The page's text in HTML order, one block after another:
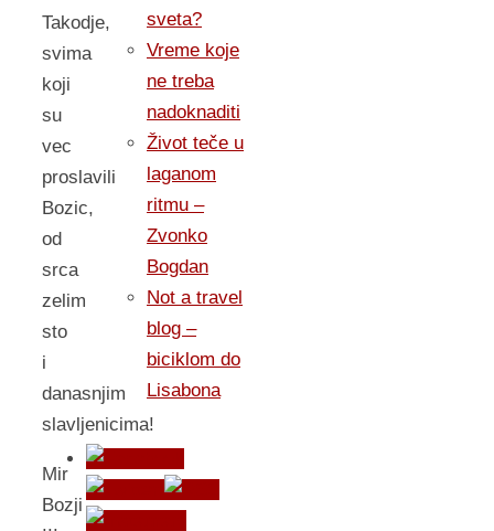
Takodje,
svima
koji
su
vec
proslavili
Bozic,
od
srca
zelim
sto
i
danasnjim
slavljenicima!
Mir
Bozji
sveta?
Vreme koje
ne treba
nadoknaditi
Život teče u
laganom
ritmu –
Zvonko
Bogdan
Not a travel
blog –
biciklom do
Lisabona